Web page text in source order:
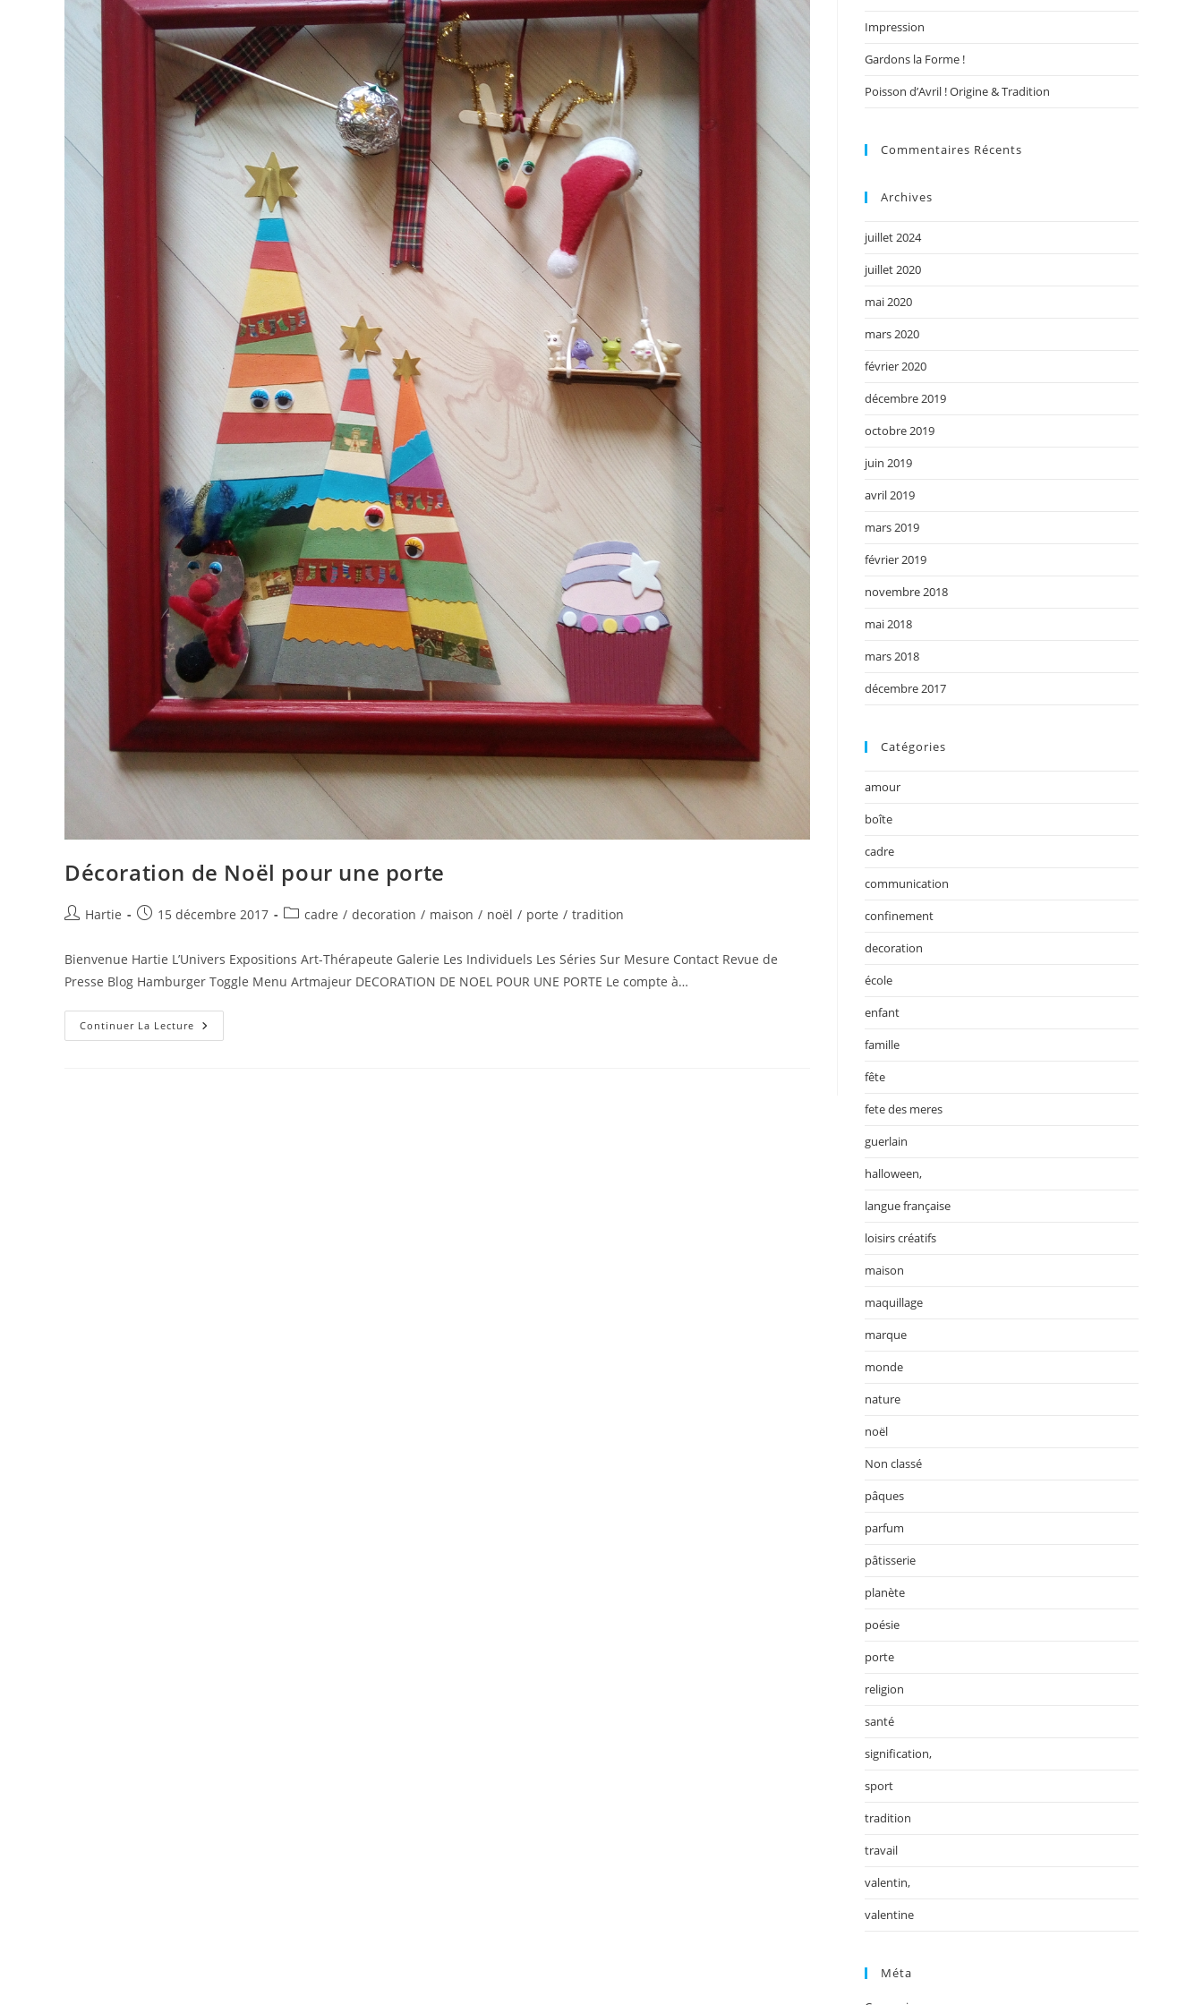
Décoration de Noël pour une porte
Hartie 15 décembre 2017 cadre / decoration / maison / noël / porte / tradition
Bienvenue Hartie L’Univers Expositions Art-Thérapeute Galerie Les Individuels Les Séries Sur Mesure Contact Revue de
Presse Blog Hamburger Toggle Menu Artmajeur DECORATION DE NOEL POUR UNE PORTE Le compte à…
Continuer La Lecture
Impression
Gardons la Forme !
Poisson d’Avril ! Origine & Tradition
Commentaires Récents
Archives
juillet 2024
juillet 2020
mai 2020
mars 2020
février 2020
décembre 2019
octobre 2019
juin 2019
avril 2019
mars 2019
février 2019
novembre 2018
mai 2018
mars 2018
décembre 2017
Catégories
amour
boîte
cadre
communication
confinement
decoration
école
enfant
famille
fête
fete des meres
guerlain
halloween,
langue française
loisirs créatifs
maison
maquillage
marque
monde
nature
noël
Non classé
pâques
parfum
pâtisserie
planète
poésie
porte
religion
santé
signification,
sport
tradition
travail
valentin,
valentine
Méta